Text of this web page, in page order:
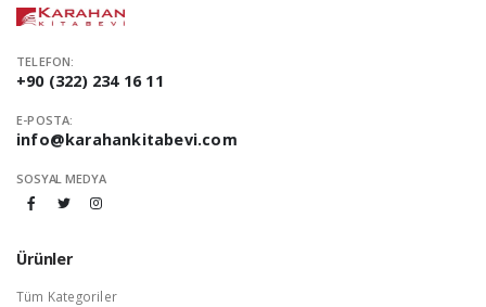
TELEFON:
+90 (322) 234 16 11
E-POSTA:
info@karahankitabevi.com
SOSYAL MEDYA
Ürünler
Tüm Kategoriler